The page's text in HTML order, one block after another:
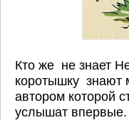
Кто же не знает
коротышку знают
автором которой
услышат впервые.